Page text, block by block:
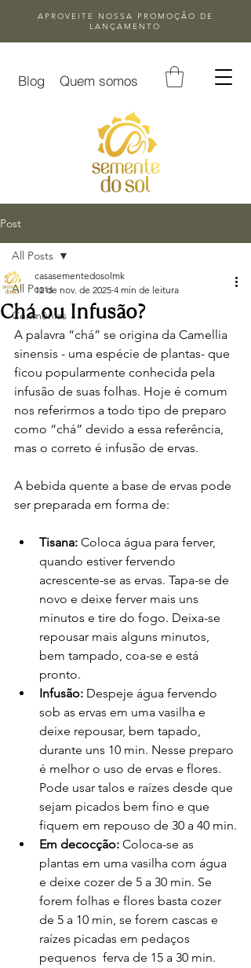
APROVEITE NOSSA
PROMOÇÃO DE
LANÇAMENTO
Blog Quem somos
Post
All Posts
Cerimônias
All Posts
Chá ou Infusão?
casasementedosolmk
12 de nov. de 2025 4 min de leitura
A palavra “chá” se origina da Camellia
sinensis - uma espécie de plantas- que
ficou popularmente conhecida pela
infusão de suas folhas. Hoje é comum
nos referirmos a todo tipo de preparo
como “chá” devido a essa referência,
mas o correto é infusão de ervas.
A bebida quente a base de ervas pode
ser preparada em forma de:
Tisana: Coloca água para ferver,
quando estiver fervendo
acrescente-se as ervas. Tapa-se de
novo e deixe ferver mais uns
minutos e tire do fogo. Deixa-se
repousar mais alguns minutos,
bem tampado, coa-se e está
pronto.
Infusão: Despeje água fervendo
sob as ervas em uma vasilha e
deixe repousar, bem tapado,
durante uns 10 min. Nesse preparo
é melhor o uso de ervas e flores.
Pode usar talos e raízes desde que
sejam picados bem fino e que
fiquem em repouso de 30 a 40 min.
Em decocção: Coloca-se as
plantas em uma vasilha com água
e deixe cozer de 5 a 30 min. Se
forem folhas e flores basta cozer
de 5 a 10 min, se forem cascas e
raízes picadas em pedaços
pequenos  ferva de 15 a 30 min.